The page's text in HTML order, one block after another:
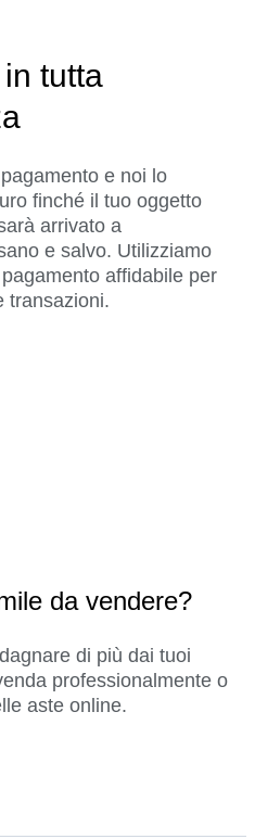
tutta
e noi lo
finché il tuo oggetto
arrivato a
e salvo. Utilizziamo
affidabile per
transazioni.
da vendere?
di più dai tuoi
professionalmente o
aste online.